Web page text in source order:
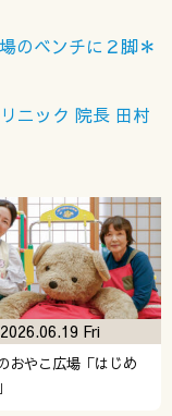
のベンチに２脚＊
ニック 院長 田村
おやこ広場「はじめ
2026.06.19 Fri